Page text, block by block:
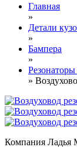
Главная
»
Детали
»
Бампера
»
»
Компания Ладья